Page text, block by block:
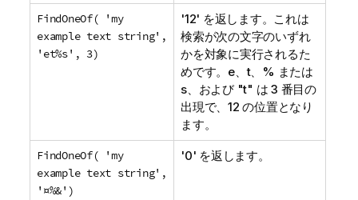
FindOneOf( 'my
example text string',
'et%s', 3)
'12' を返します。これは
検索が次の文字のいずれ
かを対象に実行されるた
めです。 e、t、 % または
s、および "t" は 3 番目の
出現で、12 の位置となり
ます。
FindOneOf( 'my
example text string',
'¤%&')
'0' を返します。